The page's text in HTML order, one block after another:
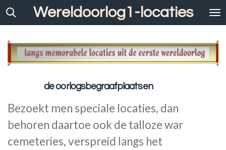
Ga
de
hoofdinhoud
Wereldoorlog1-locaties
de oorlogsbegraafplaatsen
Bezoekt men speciale locaties, dan
behoren daartoe ook de talloze war
cemeteries, verspreid langs het